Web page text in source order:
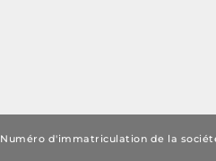
Numéro d'immatriculation de la société